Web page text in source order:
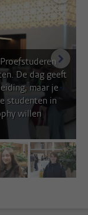
De dag geeft
maar je
studenten in
willen
afbeelding 4